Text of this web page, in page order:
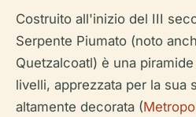
Costruito all'inizio del III
Serpente Piumato (noto
Quetzalcoatl) è una
livelli, apprezzata per la sua
altamente decorata (